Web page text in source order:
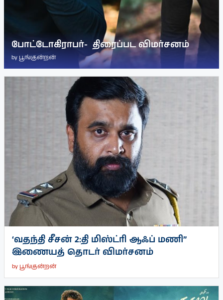
போட்டோகிராபர்- ‌ திரைப்பட விமர்சனம்
by பூங்குன்றன்
‘வதந்தி சீசன் 2:தி மிஸ்ட்ரி ஆஃப் மணி”
இணையத் தொடர் விமர்சனம்
by பூங்குன்றன்